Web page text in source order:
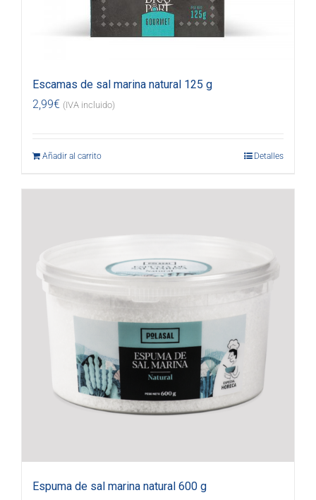
Escamas de sal marina natural 125 g
2,99€ (IVA incluido)
Añadir al carrito Detalles
Espuma de sal marina natural 600 g